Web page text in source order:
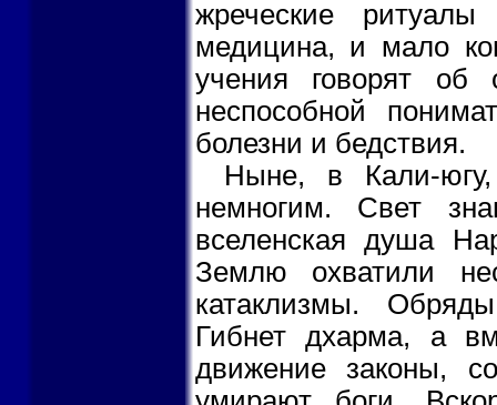
жреческие
медицина, и мало
учения говорят об
неспособной
болезни и бедствия.
Ныне, в Кали-югу,
немногим. Свет
вселенская душа
Землю охватили
катаклизмы.
Гибнет дхарма, а
движение законы,